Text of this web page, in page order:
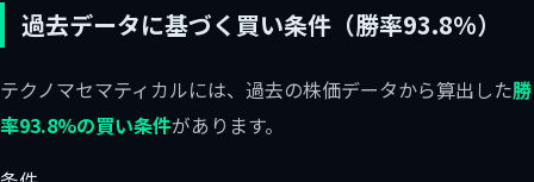
過去データに基づく買い条件（勝率93.8%）
テクノマセマティカルには、過去の株価データから算出した勝
率93.8%の買い条件があります。